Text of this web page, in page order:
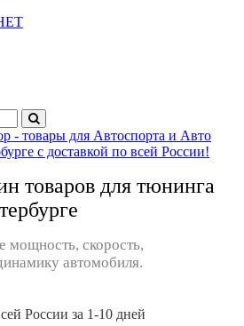
товаров для тюнинга
скорость,
автомобиля.
России за 1-10 дней